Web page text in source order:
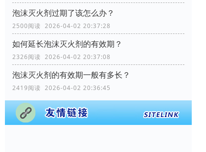
泡沫灭火剂过期了该怎么办？
2500阅读 2026-04-02 20:37:28
如何延长泡沫灭火剂的有效期？
2326阅读 2026-04-02 20:37:08
泡沫灭火剂的有效期一般有多长？
2419阅读 2026-04-02 20:36:45